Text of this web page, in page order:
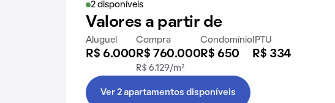
2 disponíveis
Valores a partir de
Aluguel
R$ 6.000
Compra
R$ 760.000
R$ 6.129/m²
Condomínio
R$ 650
IPTU
R$ 334
Ver 2 apartamentos disponíveis